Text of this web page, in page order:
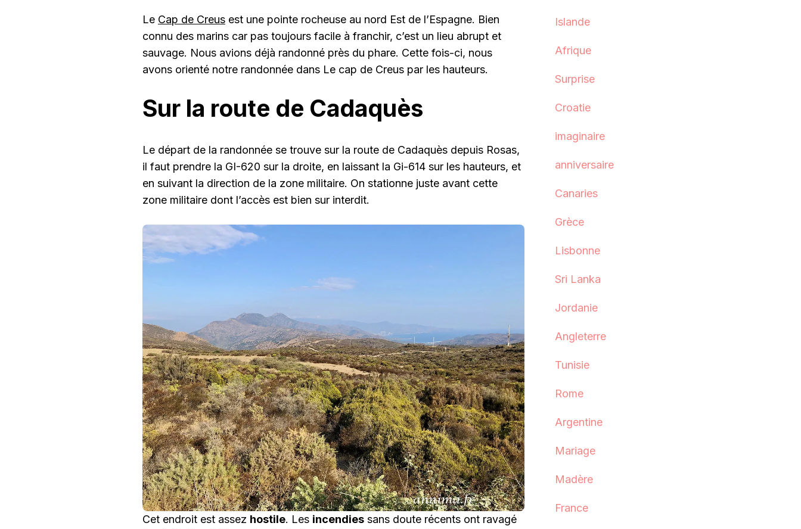
Le Cap de Creus est une pointe rocheuse au nord Est de l’Espagne. Bien
connu des marins car pas toujours facile à franchir, c’est un lieu abrupt et
sauvage. Nous avions déjà randonné près du phare. Cette fois-ci, nous
avons orienté notre randonnée dans Le cap de Creus par les hauteurs.
Sur la route de Cadaquès
Le départ de la randonnée se trouve sur la route de Cadaquès depuis Rosas,
il faut prendre la GI-620 sur la droite, en laissant la Gi-614 sur les hauteurs, et
en suivant la direction de la zone militaire. On stationne juste avant cette
zone militaire dont l’accès est bien sur interdit.
Cet endroit est assez hostile. Les incendies sans doute récents ont ravagé
Islande
Afrique
Surprise
Croatie
imaginaire
anniversaire
Canaries
Grèce
Lisbonne
Sri Lanka
Jordanie
Angleterre
Tunisie
Rome
Argentine
Mariage
Madère
France